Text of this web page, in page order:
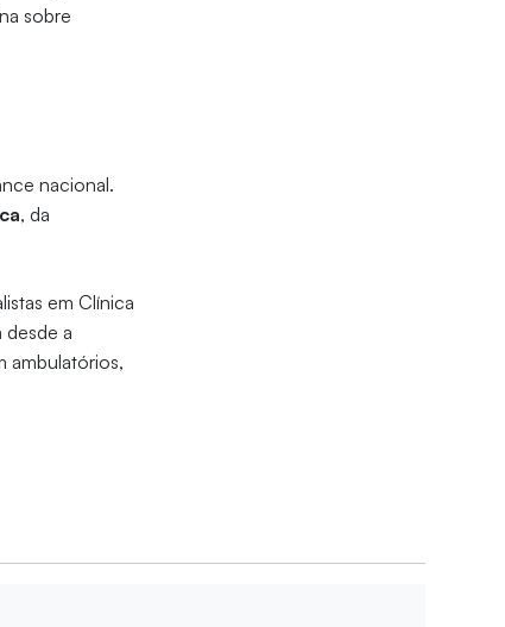
sobre
nacional.
, da
em Clínica
desde a
ambulatórios,